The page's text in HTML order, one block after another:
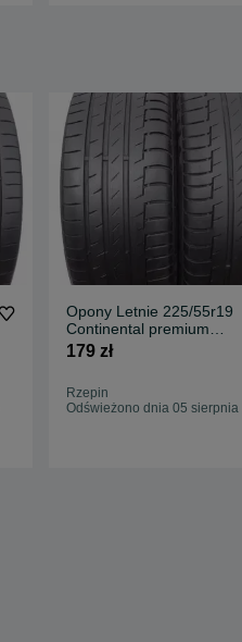
Opony Letnie 225/55r19
Continental premium
contact 6 225/55/19
179 zł
Rzepin
Odświeżono dnia 05 sierpnia